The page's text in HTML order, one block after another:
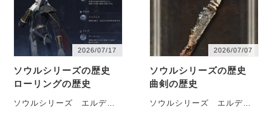
2026/07/17
ソウルシリーズの歴史
ローリングの歴史
ソウルシリーズ エルデ
2026/07/07
ソウルシリーズの歴史
曲剣の歴史
ソウルシリーズ エルデ